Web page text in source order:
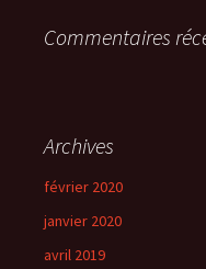
Commentaires
Archives
février 2020
janvier 2020
avril 2019